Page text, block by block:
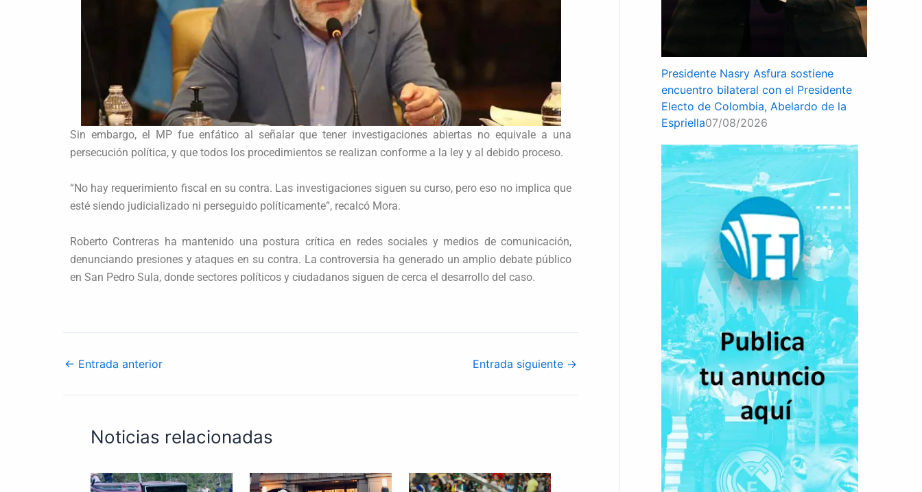
Sin embargo, el MP fue enfático al señalar que tener investigaciones abiertas no equivale a una
persecución política, y que todos los procedimientos se realizan conforme a la ley y al debido proceso.
“No hay requerimiento fiscal en su contra. Las investigaciones siguen su curso, pero eso no implica que
esté siendo judicializado ni perseguido políticamente”, recalcó Mora.
Roberto Contreras ha mantenido una postura crítica en redes sociales y medios de comunicación,
denunciando presiones y ataques en su contra. La controversia ha generado un amplio debate público
en San Pedro Sula, donde sectores políticos y ciudadanos siguen de cerca el desarrollo del caso.
← Entrada anterior Entrada siguiente →
Noticias relacionadas
Presidente Nasry Asfura sostiene
encuentro bilateral con el Presidente
Electo de Colombia, Abelardo de la
Espriella07/08/2026